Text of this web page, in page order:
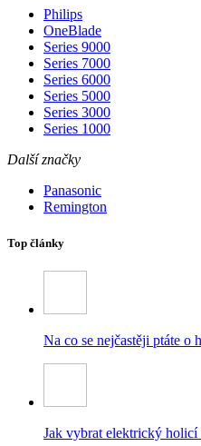
Philips
OneBlade
Series 9000
Series 7000
Series 6000
Series 5000
Series 3000
Series 1000
Další značky
Panasonic
Remington
Top články
Na co se nejčastěji ptáte o
Jak vybrat elektrický